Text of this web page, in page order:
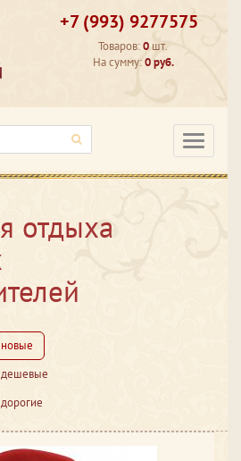
+7 (993) 9277575
Товаров:0 шт.
На сумму:0 руб.
отдыха
дешевые